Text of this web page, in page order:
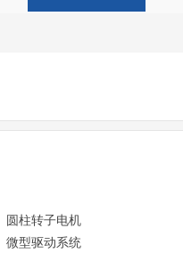
圆柱转子电机
微型驱动系统